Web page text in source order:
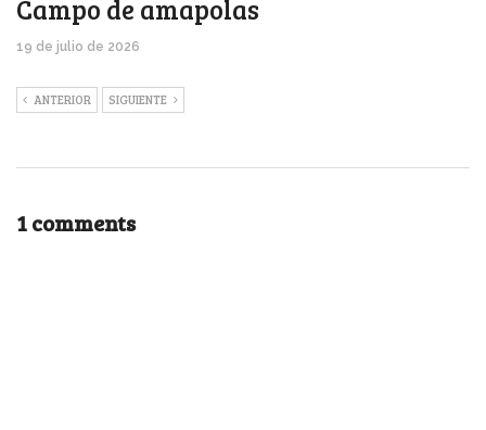
Campo de amapolas
19 de julio de 2026
ANTERIOR SIGUIENTE
1 comments